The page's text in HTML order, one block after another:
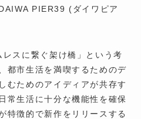
PIER39 (ダイワピア
レスに繋ぐ架け橋」という考
都市生活を満喫するためのデ
むためのアイディアが共存す
常生活に十分な機能性を確保
特徴的で新作をリリースする